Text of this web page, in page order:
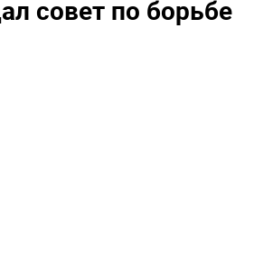
совет по борьбе